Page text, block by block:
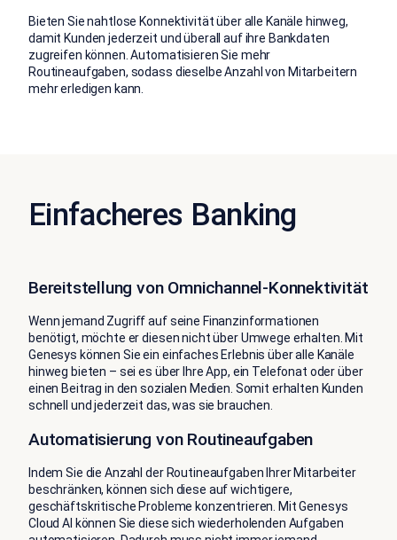
Bieten Sie nahtlose Konnektivität über alle Kanäle hinweg,
damit Kunden jederzeit und überall auf ihre Bankdaten
zugreifen können. Automatisieren Sie mehr
Routineaufgaben, sodass dieselbe Anzahl von Mitarbeitern
mehr erledigen kann.
Einfacheres Banking
Bereitstellung von Omnichannel-Konnektivität
Wenn jemand Zugriff auf seine Finanzinformationen
benötigt, möchte er diesen nicht über Umwege erhalten. Mit
Genesys können Sie ein einfaches Erlebnis über alle Kanäle
hinweg bieten – sei es über Ihre App, ein Telefonat oder über
einen Beitrag in den sozialen Medien. Somit erhalten Kunden
schnell und jederzeit das, was sie brauchen.
Automatisierung von Routineaufgaben
Indem Sie die Anzahl der Routineaufgaben Ihrer Mitarbeiter
beschränken, können sich diese auf wichtigere,
geschäftskritische Probleme konzentrieren. Mit Genesys
Cloud AI können Sie diese sich wiederholenden Aufgaben